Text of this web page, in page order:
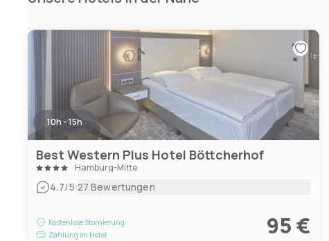
10h - 15h
Best Western Plus Hotel Böttcherhof
Hamburg-Mitte
4.7/5|27 Bewertungen
Kostenlose Stornierung
Zahlung im Hotel
95 €